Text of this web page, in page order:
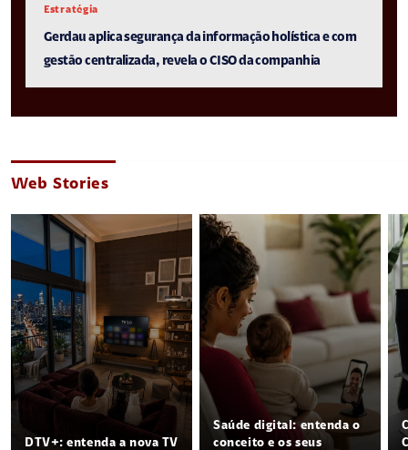
Estratégia
Gerdau aplica segurança da informação holística e com
gestão centralizada, revela o CISO da companhia
Web Stories
DTV+: entenda a nova TV
Saúde digital: entenda o
conceito e os seus